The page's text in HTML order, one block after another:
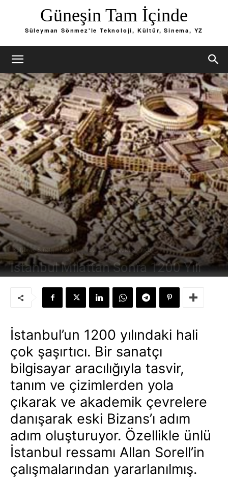
Güneşin Tam İçinde
Süleyman Sönmez'le Teknoloji, Kültür, Sinema, YZ
Kültür ve Sanat Tasarım Teknoloji - Uygulama - Web
İstanbul Milattan Sonra 1200 Yılı
İstanbul’un 1200 yılındaki hali
çok şaşırtıcı. Bir sanatçı
bilgisayar aracılığıyla tasvir,
tanım ve çizimlerden yola
çıkarak ve akademik çevrelere
danışarak eski Bizans’ı adım
adım oluşturuyor. Özellikle ünlü
İstanbul ressamı Allan Sorell’in
çalışmalarından yararlanılmış.